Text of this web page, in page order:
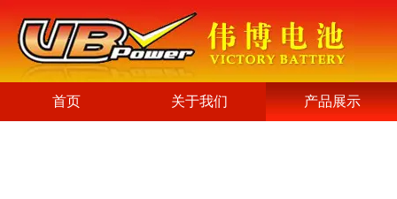
首页 关于我们 产品展示